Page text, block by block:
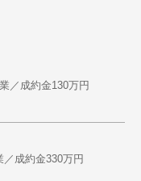
／成約金130万円
成約金330万円